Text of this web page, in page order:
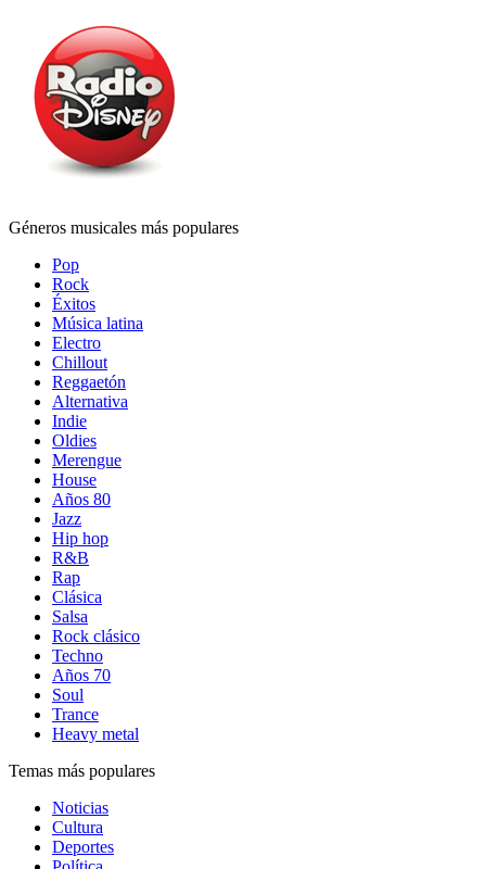
Géneros musicales más populares
Pop
Rock
Éxitos
Música latina
Electro
Chillout
Reggaetón
Alternativa
Indie
Oldies
Merengue
House
Años 80
Jazz
Hip hop
R&B
Rap
Clásica
Salsa
Rock clásico
Techno
Años 70
Soul
Trance
Heavy metal
Temas más populares
Noticias
Cultura
Deportes